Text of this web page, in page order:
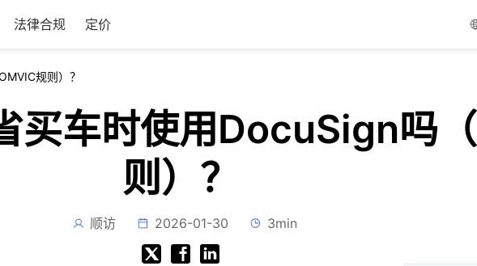
法律合规 定价
规则）？
买车时使用DocuSign吗
则）？
顺访 2026-01-30 3min